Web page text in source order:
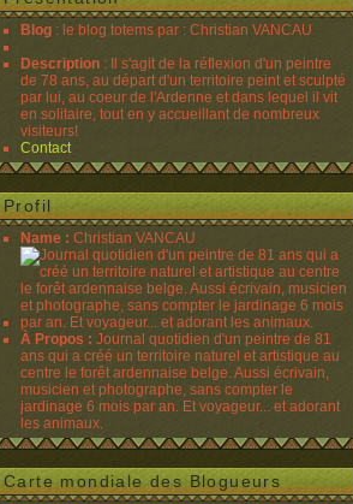
Blog : le blog totems par : Christian VANCAU
Description : Il s'agit de la réflexion d'un peintre
de 78 ans, au départ d'un territoire peint et sculpté
par lui, au coeur de l'Ardenne et dans lequel il vit
en solitaire, tout en y accueillant de nombreux
visiteurs!
Contact
Profil
Name : Christian VANCAU
À Propos : Journal quotidien d'un peintre de 81
ans qui a créé un territoire naturel et artistique au
centre le forêt ardennaise belge. Aussi écrivain,
musicien et photographe, sans compter le
jardinage 6 mois par an. Et voyageur... et adorant
les animaux.
Carte mondiale des Blogueurs